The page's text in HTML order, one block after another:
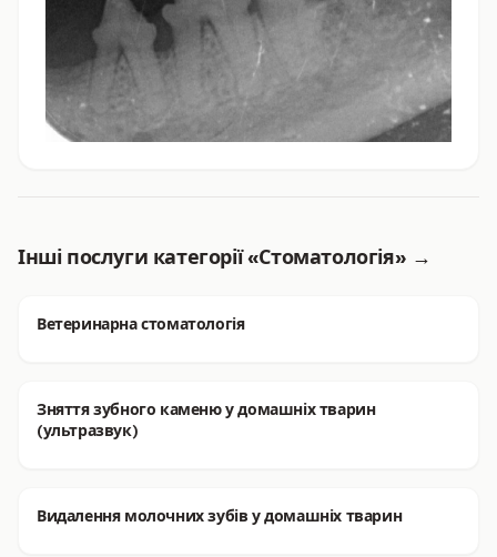
Інші послуги категорії «Стоматологія» →
Ветеринарна стоматологія
Зняття зубного каменю у домашніх тварин
(ультразвук)
Видалення молочних зубів у домашніх тварин